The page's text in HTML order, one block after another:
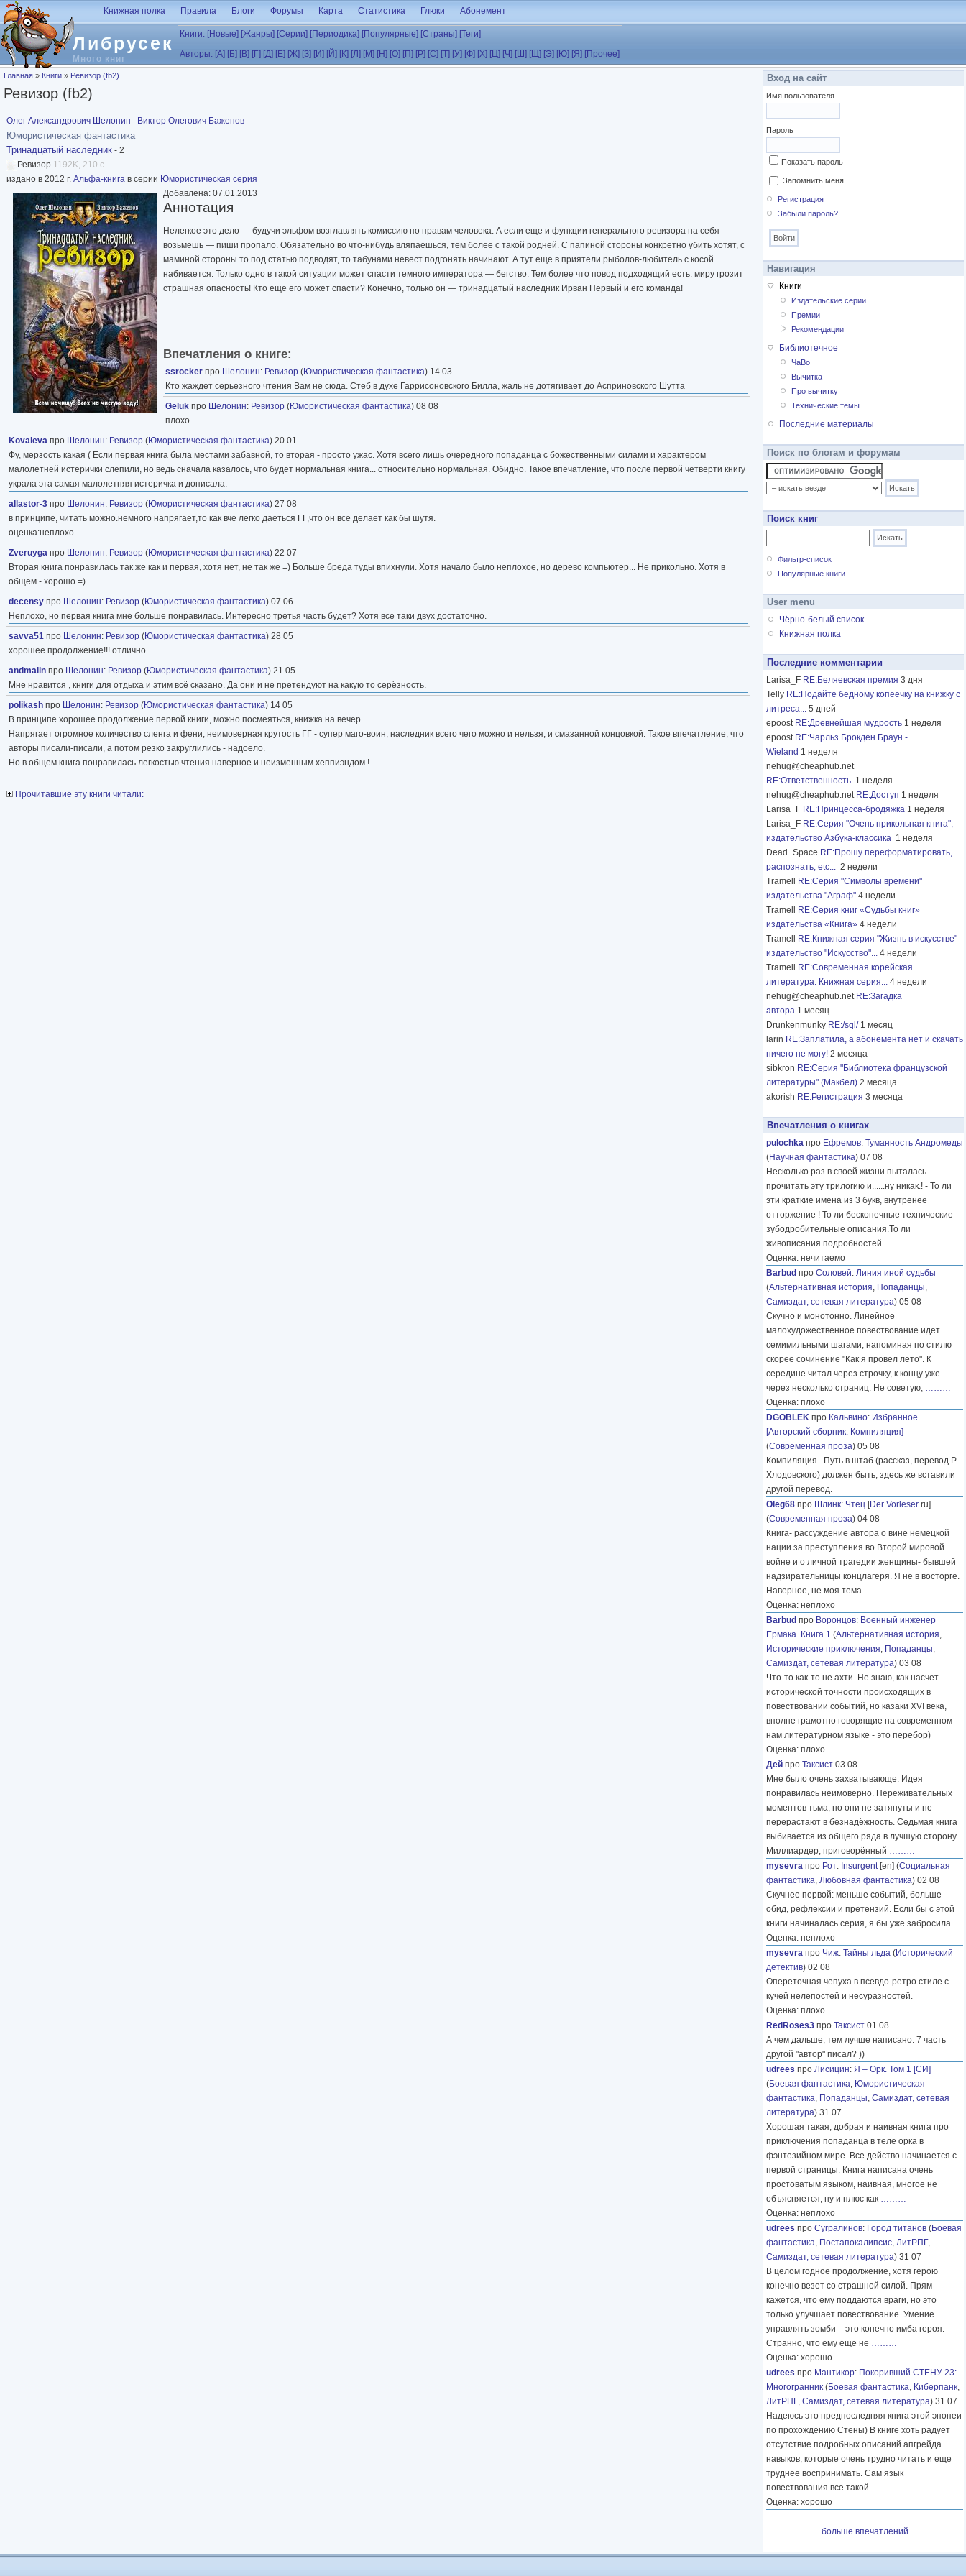
Перейти к основному содержанию
Либрусек
Много книг
Книжная полка Правила Блоги Форумы Карта Статистика Глюки Абонемент
Книги: [Новые] [Жанры] [Серии] [Периодика] [Популярные] [Страны] [Теги]
Авторы: [А] [Б] [В] [Г] [Д] [Е] [Ж] [З] [И] [Й] [К] [Л] [М] [Н] [О] [П] [Р] [С] [Т] [У] [Ф] [Х] [Ц] [Ч] [Ш] [Щ] [Э] [Ю] [Я] [Прочее]
Вы здесь
Главная » Книги » Ревизор (fb2)
Ревизор (fb2)
Олег Александрович Шелонин Виктор Олегович Баженов
Юмористическая фантастика
Тринадцатый наследник - 2
Ревизор 1192K, 210 с.
издано в 2012 г. Альфа-книга в серии Юмористическая серия
Добавлена: 07.01.2013
Аннотация
Нелегкое это дело — будучи эльфом возглавлять комиссию по правам человека. А если еще и функции генерального ревизора на себя
возьмешь — пиши пропало. Обязательно во что-нибудь вляпаешься, тем более с такой родней. С папиной стороны конкретно убить хотят, с
маминой стороны то под статью подводят, то табунами невест подгонять начинают. А тут еще в приятели рыболов-любитель с косой
набивается. Только одно в такой ситуации может спасти темного императора — бегство. Тем более что повод подходящий есть: миру грозит
страшная опасность! Кто еще его может спасти? Конечно, только он — тринадцатый наследник Ирван Первый и его команда!
Впечатления о книге:
ssrocker про Шелонин: Ревизор (Юмористическая фантастика) 14 03
Кто жаждет серьезного чтения Вам не сюда. Стеб в духе Гаррисоновского Билла, жаль не дотягивает до Асприновского Шутта
Geluk про Шелонин: Ревизор (Юмористическая фантастика) 08 08
плохо
Kovaleva про Шелонин: Ревизор (Юмористическая фантастика) 20 01
Фу, мерзость какая ( Если первая книга была местами забавной, то вторая - просто ужас. Хотя всего лишь очередного попаданца с божественными силами и характером
малолетней истерички слепили, но ведь сначала казалось, что будет нормальная книга... относительно нормальная. Обидно. Такое впечатление, что после первой четверти книгу
украла эта самая малолетняя истеричка и дописала.
allastor-3 про Шелонин: Ревизор (Юмористическая фантастика) 27 08
в принципе, читать можно.немного напрягает,то как вче легко даеться ГГ,что он все делает как бы шутя.
оценка:неплохо
Zveruyga про Шелонин: Ревизор (Юмористическая фантастика) 22 07
Вторая книга понравилась так же как и первая, хотя нет, не так же =) Больше бреда туды впихнули. Хотя начало было неплохое, но дерево компьютер... Не прикольно. Хотя в
общем - хорошо =)
decensy про Шелонин: Ревизор (Юмористическая фантастика) 07 06
Неплохо, но первая книга мне больше понравилась. Интересно третья часть будет? Хотя все таки двух достаточно.
savva51 про Шелонин: Ревизор (Юмористическая фантастика) 28 05
хорошее продолжение!!! отлично
andmalin про Шелонин: Ревизор (Юмористическая фантастика) 21 05
Мне нравится , книги для отдыха и этим всё сказано. Да они и не претендуют на какую то серёзность.
polikash про Шелонин: Ревизор (Юмористическая фантастика) 14 05
В принципе хорошее продолжение первой книги, можно посмеяться, книжка на вечер.
Напрягает огромное количество сленга и фени, неимоверная крутость ГГ - супер маго-воин, наследник всего чего можно и нельзя, и смазанной концовкой. Такое впечатление, что
авторы писали-писали, а потом резко закруглились - надоело.
Но в общем книга понравилась легкостью чтения наверное и неизменным хеппиэндом !
Прочитавшие эту книги читали:
Вход на сайт
Имя пользователя
Пароль
Показать пароль
Запомнить меня
Регистрация
Забыли пароль?
Навигация
Книги
Издательские серии
Премии
Рекомендации
Библиотечное
ЧаВо
Вычитка
Про вычитку
Технические темы
Последние материалы
Поиск по блогам и форумам
Поиск книг
Фильтр-список
Популярные книги
User menu
Чёрно-белый список
Книжная полка
Последние комментарии
Larisa_F RE:Беляевская премия 3 дня
Telly RE:Подайте бедному копеечку на книжку с
литреса... 5 дней
epoost RE:Древнейшая мудрость 1 неделя
epoost RE:Чарльз Брокден Браун -
Wieland 1 неделя
nehug@cheaphub.net
RE:Ответственность. 1 неделя
nehug@cheaphub.net RE:Доступ 1 неделя
Larisa_F RE:Принцесса-бродяжка 1 неделя
Larisa_F RE:Серия "Очень прикольная книга",
издательство Азбука-классика 1 неделя
Dead_Space RE:Прошу переформатировать,
распознать, etc... 2 недели
Tramell
RE:Серия "Символы времени"
издательства "Аграф" 4 недели
Tramell
RE:Серия книг «Судьбы книг»
издательства «Книга» 4 недели
Tramell
RE:Книжная серия "Жизнь в искусстве"
издательство "Искусство"... 4 недели
Tramell
RE:Современная корейская
литература. Книжная серия... 4 недели
nehug@cheaphub.net RE:Загадка
автора 1 месяц
Drunkenmunky RE:/sql/ 1 месяц
larin RE:Заплатила, а абонемента нет и скачать
ничего не могу! 2 месяца
sibkron RE:Серия "Библиотека французской
литературы" (Макбел) 2 месяца
akorish RE:Регистрация 3 месяца
Впечатления о книгах
pulochka про Ефремов: Туманность Андромеды
(Научная фантастика) 07 08
Несколько раз в своей жизни пыталась
прочитать эту трилогию и......ну никак.! - То ли
эти краткие имена из 3 букв, внутренее
отторжение ! То ли бесконечные технические
зубодробительные описания.То ли
живописания подробностей ………
Оценка: нечитаемо
Barbud про Соловей: Линия иной судьбы
(Альтернативная история, Попаданцы,
Самиздат, сетевая литература) 05 08
Скучно и монотонно. Линейное
малохудожественное повествование идет
семимильными шагами, напоминая по стилю
скорее сочинение "Как я провел лето". К
середине читал через строчку, к концу уже
через несколько страниц. Не советую, ………
Оценка: плохо
DGOBLEK про Кальвино: Избранное
[Авторский сборник. Компиляция]
(Современная проза) 05 08
Компиляция...Путь в штаб (рассказ, перевод Р.
Хлодовского) должен быть, здесь же вставили
другой перевод.
Oleg68 про Шлинк: Чтец [Der Vorleser ru]
(Современная проза) 04 08
Книга- рассуждение автора о вине немецкой
нации за преступления во Второй мировой
войне и о личной трагедии женщины- бывшей
надзирательницы концлагеря. Я не в восторге.
Наверное, не моя тема.
Оценка: неплохо
Barbud про Воронцов: Военный инженер
Ермака. Книга 1 (Альтернативная история,
Исторические приключения, Попаданцы,
Самиздат, сетевая литература) 03 08
Что-то как-то не ахти. Не знаю, как насчет
исторической точности происходящих в
повествовании событий, но казаки XVI века,
вполне грамотно говорящие на современном
нам литературном языке - это перебор)
Оценка: плохо
Дей про Таксист 03 08
Мне было очень захватывающе. Идея
понравилась неимоверно. Переживательных
моментов тьма, но они не затянуты и не
перерастают в безнадёжность. Седьмая книга
выбивается из общего ряда в лучшую сторону.
Миллиардер, приговорённый ………
mysevra про Рот: Insurgent[en] (Социальная
фантастика, Любовная фантастика) 02 08
Скучнее первой: меньше событий, больше
обид, рефлексии и претензий. Если бы с этой
книги начиналась серия, я бы уже забросила.
Оценка: неплохо
mysevra про Чиж: Тайны льда (Исторический
детектив) 02 08
Опереточная чепуха в псевдо-ретро стиле с
кучей нелепостей и несуразностей.
Оценка: плохо
RedRoses3 про Таксист 01 08
А чем дальше, тем лучше написано. 7 часть
другой "автор" писал? ))
udrees про Лисицин: Я – Орк. Том 1 [СИ]
(Боевая фантастика, Юмористическая
фантастика, Попаданцы, Самиздат, сетевая
литература) 31 07
Хорошая такая, добрая и наивная книга про
приключения попаданца в теле орка в
фэнтезийном мире. Все действо начинается с
первой страницы. Книга написана очень
простоватым языком, наивная, многое не
объясняется, ну и плюс как ………
Оценка: неплохо
udrees про Сугралинов: Город титанов (Боевая
фантастика, Постапокалипсис, ЛитРПГ,
Самиздат, сетевая литература) 31 07
В целом годное продолжение, хотя герою
конечно везет со страшной силой. Прям
кажется, что ему поддаются враги, но это
только улучшает повествование. Умение
управлять зомби – это конечно имба героя.
Странно, что ему еще не ………
Оценка: хорошо
udrees про Мантикор: Покоривший СТЕНУ 23:
Многогранник (Боевая фантастика, Киберпанк,
ЛитРПГ, Самиздат, сетевая литература) 31 07
Надеюсь это предпоследняя книга этой эпопеи
по прохождению Стены) В книге хоть радует
отсутствие подробных описаний апгрейда
навыков, которые очень трудно читать и еще
труднее воспринимать. Сам язык
повествования все такой ………
Оценка: хорошо
больше впечатлений